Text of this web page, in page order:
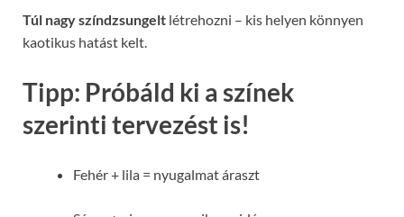
Túl nagy színdzsungelt létrehozni – kis helyen könnyen
kaotikus hatást kelt.
Tipp: Próbáld ki a színek
szerinti tervezést is!
Fehér + lila = nyugalmat áraszt